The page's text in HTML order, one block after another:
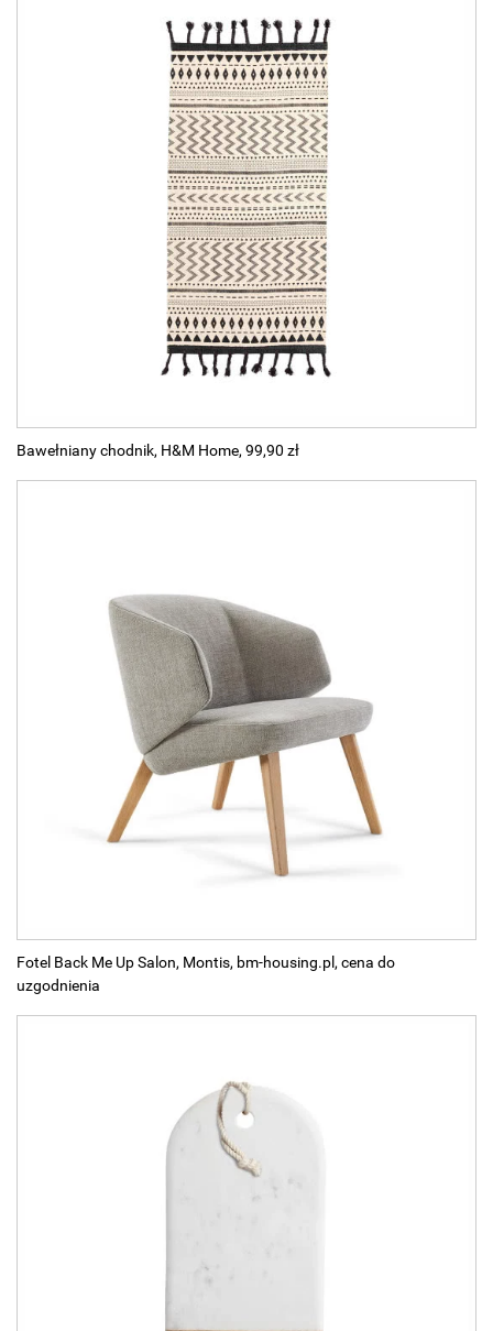
Bawełniany chodnik, H&M Home, 99,90 zł
Fotel Back Me Up Salon, Montis, bm-housing.pl, cena do
uzgodnienia